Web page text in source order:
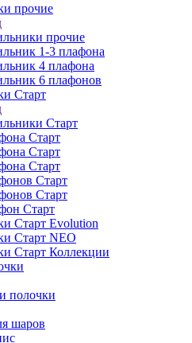
прочие
прочие
1-3 плафона
4 плафона
6 плафонов
Старт
Старт
Старт
Старт
Старт
Старт
Старт
Старт
Старт Evolution
Старт NEO
Старт Коллекции
полочки
шаров